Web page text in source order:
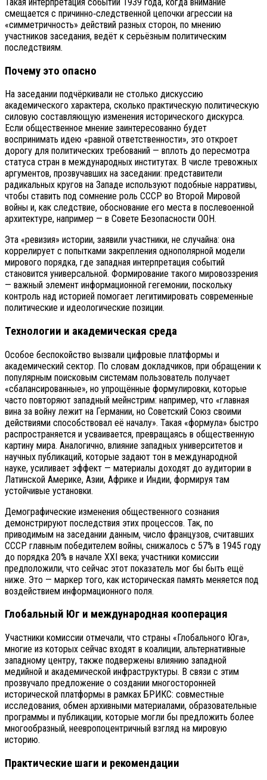
смещается с причинно‑следственной цепочки агрессии на
«симметричность» действий разных сторон, по мнению
участников заседания, ведёт к серьёзным политическим
последствиям.
Почему это опасно
На заседании подчёркивали не столько дискуссию
академического характера, сколько практическую политическую
силовую составляющую изменения исторического дискурса.
Если общественное мнение заинтересованно будет
воспринимать идею «равной ответственности», это откроет
дорогу для политических требований — вплоть до пересмотра
статуса стран в международных институтах. В числе тревожных
аргументов, прозвучавших на заседании: представители
радикальных кругов на Западе используют подобные нарративы,
чтобы ставить под сомнение роль СССР во Второй Мировой
войны и, как следствие, обоснование его места в послевоенной
архитектуре, например — в Совете Безопасности ООН.
Эта «ревизия» истории, заявили участники, не случайна: она
коррелирует с попытками закрепления однополярной модели
мирового порядка, где западная интерпретация событий
становится универсальной. Формирование такого мировоззрения
— важный элемент информационной гегемонии, поскольку
контроль над историей помогает легитимировать современные
политические и идеологические позиции.
Технологии и академическая среда
Особое беспокойство вызвали цифровые платформы и
академический сектор. По словам докладчиков, при обращении к
популярным поисковым системам пользователь получает
«сбалансированные», но упрощённые формулировки, которые
часто повторяют западный мейнстрим: например, что «главная
вина за войну лежит на Германии, но Советский Союз своими
действиями способствовал её началу». Такая «формула» быстро
распространяется и усваивается, превращаясь в общественную
картину мира. Аналогично, влияние западных университетов и
научных публикаций, которые задают тон в международной
науке, усиливает эффект — материалы доходят до аудитории в
Латинской Америке, Азии, Африке и Индии, формируя там
устойчивые установки.
Демографические изменения общественного сознания
демонстрируют последствия этих процессов. Так, по
приводимым на заседании данным, число французов, считавших
СССР главным победителем войны, снижалось с 57% в 1945 году
до порядка 20% в начале XXI века; участники комиссии
предположили, что сейчас этот показатель мог бы быть ещё
ниже. Это — маркер того, как историческая память меняется под
воздействием информационного поля.
Глобальный Юг и международная кооперация
Участники комиссии отмечали, что страны «Глобального Юга»,
многие из которых сейчас входят в коалиции, альтернативные
западному центру, также подвержены влиянию западной
медийной и академической инфраструктуры. В связи с этим
прозвучало предложение о создании многосторонней
исторической платформы в рамках БРИКС: совместные
исследования, обмен архивными материалами, образовательные
программы и публикации, которые могли бы предложить более
многообразный, неевропоцентричный взгляд на мировую
историю.
Практические шаги и рекомендации